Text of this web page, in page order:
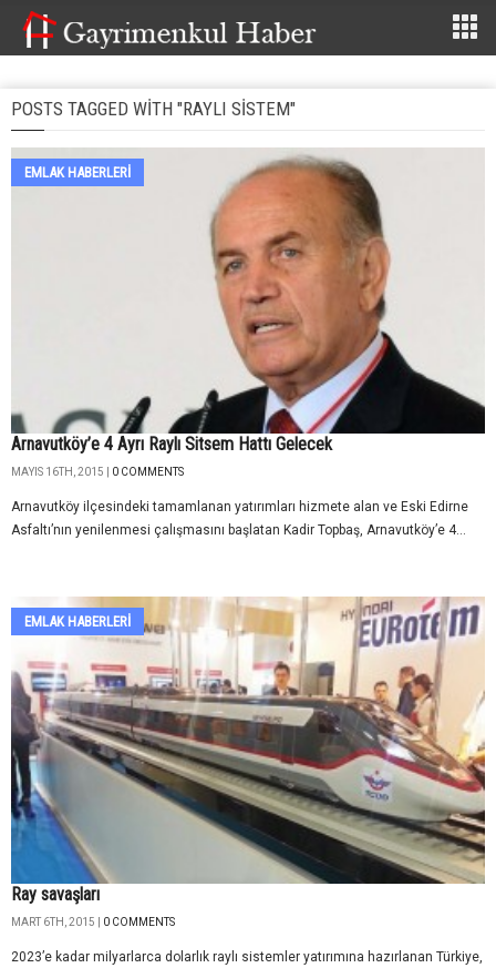
POSTS TAGGED WITH "RAYLI SISTEM"
EMLAK HABERLERI
Arnavutköy’e 4 Ayrı Raylı Sitsem Hattı Gelecek
MAYIS 16TH, 2015 | 0 COMMENTS
Arnavutköy ilçesindeki tamamlanan yatırımları hizmete alan ve Eski Edirne
Asfaltı’nın yenilenmesi çalışmasını başlatan Kadir Topbaş, Arnavutköy’e 4...
EMLAK HABERLERI
Ray savaşları
MART 6TH, 2015 | 0 COMMENTS
2023’e kadar milyarlarca dolarlık raylı sistemler yatırımına hazırlanan Türkiye,